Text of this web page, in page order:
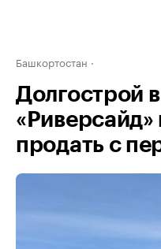
Башкортостан
Долгострой
«Риверсайд»
продать с